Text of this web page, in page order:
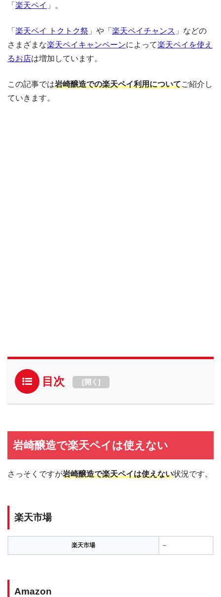
「 楽天ペイ 」。
「 楽天ペイ トクトク祭 」や「 楽天ペイチャンス 」などの
さまざまな楽天ペイキャンペーンによって楽天ペイを使え
るお店は増加しています。
この記事では岩崎醸造での楽天ペイ利用についてご紹介し
ていきます。
目次 [開く ]
岩崎醸造で楽天ペイは使えない
さっそくですが岩崎醸造で楽天ペイは使えない状況です。
楽天市場
楽天市場 –
Amazon